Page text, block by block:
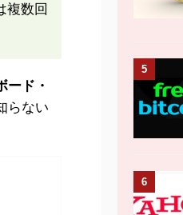
複数回
ード・
らない
5
6